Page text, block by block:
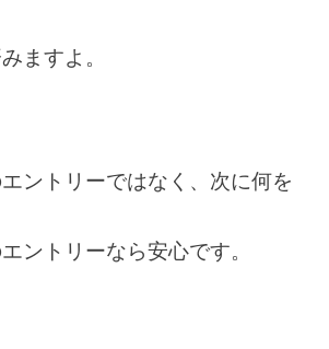
ますよ。
ントリーではなく、次に何を
ントリーなら安心です。